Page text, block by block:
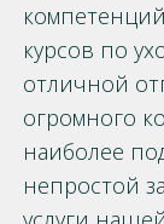
курсов по
отличной
огромного
наиболее
непростой